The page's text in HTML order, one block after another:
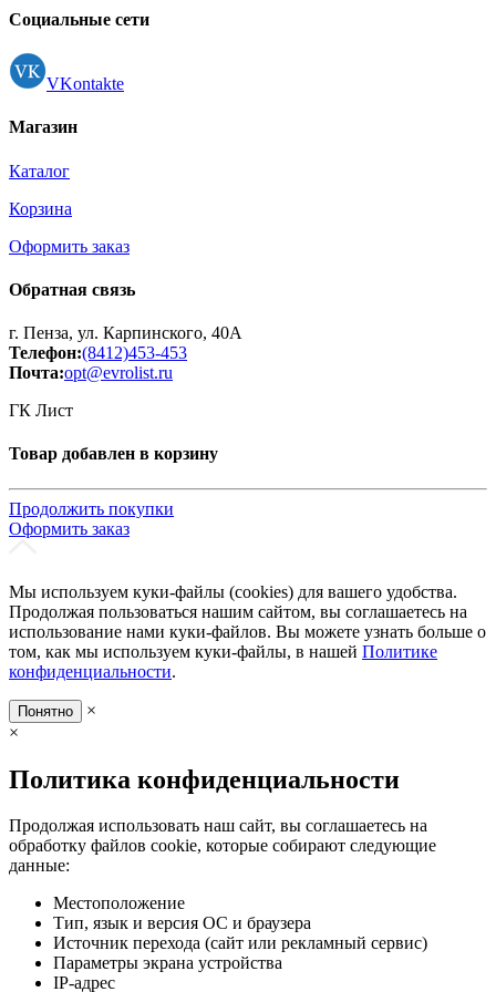
Регистрация
Социальные сети
VKontakte
Магазин
Каталог
Корзина
Оформить заказ
Обратная связь
г. Пенза, ул. Карпинского, 40А
Телефон:(8412)453-453
Почта:opt@evrolist.ru
ГК Лист
Товар добавлен в корзину
Продолжить покупки
Оформить заказ
Мы используем куки-файлы (cookies) для вашего удобства.
Продолжая пользоваться нашим сайтом, вы соглашаетесь на
использование нами куки-файлов. Вы можете узнать больше о
том, как мы используем куки-файлы, в нашей Политике
конфиденциальности.
Понятно
×
×
Политика конфиденциальности
Продолжая использовать наш сайт, вы соглашаетесь на
обработку файлов cookie, которые собирают следующие
данные:
Местоположение
Тип, язык и версия ОС и браузера
Источник перехода (сайт или рекламный сервис)
Параметры экрана устройства
IP-адрес